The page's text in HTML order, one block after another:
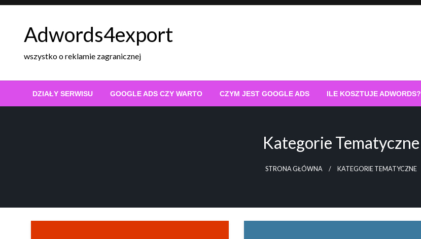
Skip
Adwords4export
wszystko o reklamie zagranicznej
DZIAŁY SERWISU GOOGLE ADS CZY WARTO CZYM JEST GOOGLE ADS ILE KOSZTUJE ADWORDS?
Kategorie Tematyczne
STRONA GŁÓWNA KATEGORIE TEMATYCZNE